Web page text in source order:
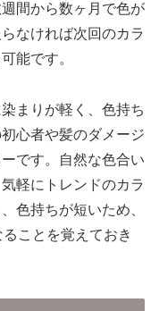
間から数ヶ月で色が
なければ次回のカラ
能です。
まりが軽く、色持ち
心者や髪のダメージ
です。自然な色合い
軽にトレンドのカラ
色持ちが短いため、
ことを覚えておき